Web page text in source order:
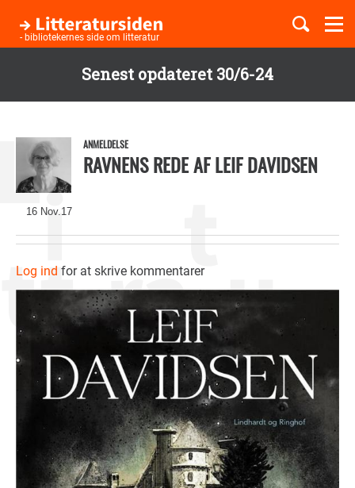
Senest opdateret 30/6-24
hovedindhold
- bibliotekernes side om litteratur
Børnebøger
16 Nov.17
ANMELDELSE
RAVNENS REDE AF LEIF DAVIDSEN
Log ind for at skrive kommentarer